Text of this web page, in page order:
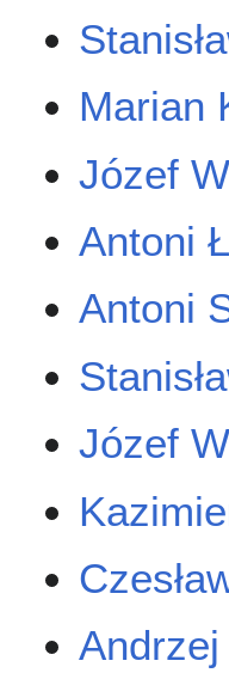
Marian
Józef
Antoni
Antoni
Józef